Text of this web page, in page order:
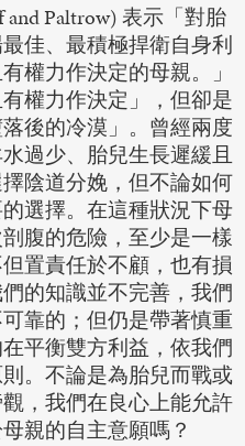
Paltrow) 表示「對胎
佳、最積極捍衛自身利
權力作決定的母親。」
權力作決定」，但卻是
後的冷漠」。曾經兩度
過少、胎兒生長遲緩且
陰道分娩，但不論如何
選擇。在這種狀況下母
腹的危險，至少是一樣
置責任於不顧，也有損
的知識並不完善，我們
靠的；但仍是帶著慎重
平衡雙方利益，依我們
。不論是為胎兒而戰或
，我們在良心上能允許
親的自主意願嗎？